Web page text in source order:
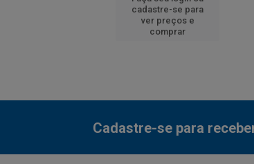
cadastre-se para
ver preços e
comprar
Cadastre-se para